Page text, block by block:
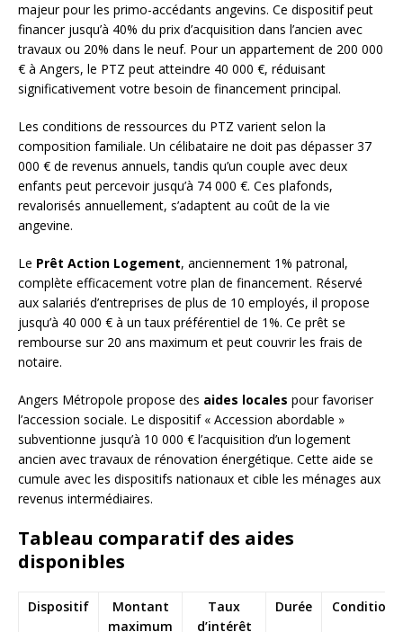
majeur pour les primo-accédants angevins. Ce dispositif peut
financer jusqu’à 40% du prix d’acquisition dans l’ancien avec
travaux ou 20% dans le neuf. Pour un appartement de 200 000
€ à Angers, le PTZ peut atteindre 40 000 €, réduisant
significativement votre besoin de financement principal.
Les conditions de ressources du PTZ varient selon la
composition familiale. Un célibataire ne doit pas dépasser 37
000 € de revenus annuels, tandis qu’un couple avec deux
enfants peut percevoir jusqu’à 74 000 €. Ces plafonds,
revalorisés annuellement, s’adaptent au coût de la vie
angevine.
Le Prêt Action Logement, anciennement 1% patronal,
complète efficacement votre plan de financement. Réservé
aux salariés d’entreprises de plus de 10 employés, il propose
jusqu’à 40 000 € à un taux préférentiel de 1%. Ce prêt se
rembourse sur 20 ans maximum et peut couvrir les frais de
notaire.
Angers Métropole propose des aides locales pour favoriser
l’accession sociale. Le dispositif « Accession abordable »
subventionne jusqu’à 10 000 € l’acquisition d’un logement
ancien avec travaux de rénovation énergétique. Cette aide se
cumule avec les dispositifs nationaux et cible les ménages aux
revenus intermédiaires.
Tableau comparatif des aides
disponibles
Dispositif
Montant
maximum
Taux
d’intérêt
Durée Conditions